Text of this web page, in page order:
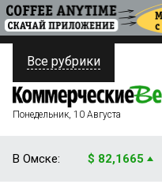
ПОЛИТИКА
ФИНАНСЫ
Все рубрики
Понедельник, 10 Августа
В Омске: $ 82,1665